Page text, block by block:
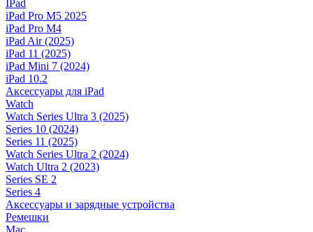
IPad
iPad Pro M5 2025
iPad Pro M4
iPad Air (2025)
iPad 11 (2025)
iPad Mini 7 (2024)
iPad 10.2
Аксессуары для iPad
Watch
Watch Series Ultra 3 (2025)
Series 10 (2024)
Series 11 (2025)
Watch Series Ultra 2 (2024)
Watch Ultra 2 (2023)
Series SE 2
Series 4
Аксессуары и зарядные устройства
Ремешки
Mac